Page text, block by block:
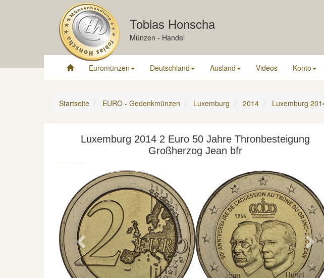
Tobias Honscha
Münzen - Handel
Euromünzen Deutschland Ausland Videos Konto
Startseite EURO - Gedenkmünzen Luxemburg 2014 Luxemburg
Luxemburg 2014 2 Euro 50 Jahre Thronbesteigung
Großherzog Jean bfr
Previous